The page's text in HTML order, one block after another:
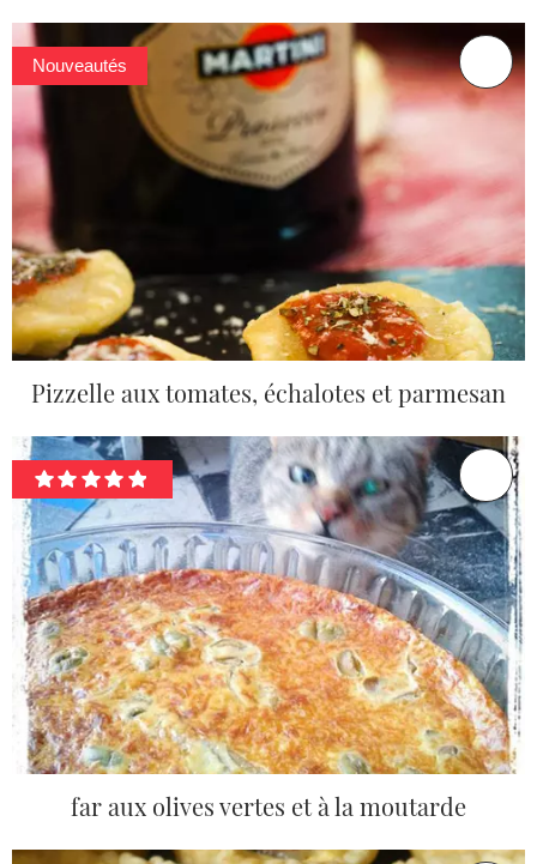
Nouveautés
Pizzelle aux tomates, échalotes et parmesan
far aux olives vertes et à la moutarde